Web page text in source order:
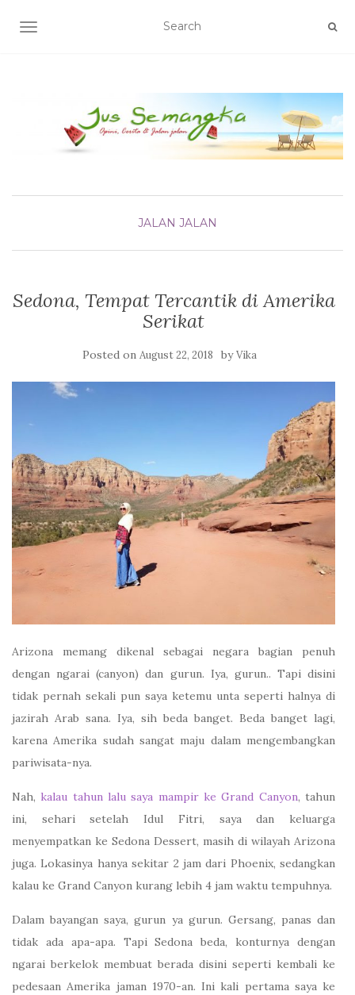
TOGGLE NAVIGATION
JALAN JALAN
Sedona, Tempat Tercantik di Amerika
Serikat
Posted on August 22, 2018 byVika
Arizona memang dikenal sebagai negara bagian penuh
dengan ngarai (canyon) dan gurun. Iya, gurun.. Tapi disini
tidak pernah sekali pun saya ketemu unta seperti halnya di
jazirah Arab sana. Iya, sih beda banget. Beda banget lagi,
karena Amerika sudah sangat maju dalam mengembangkan
pariwisata-nya.
Nah, kalau tahun lalu saya mampir ke Grand Canyon, tahun
ini, sehari setelah Idul Fitri, saya dan keluarga
menyempatkan ke Sedona Dessert, masih di wilayah Arizona
juga. Lokasinya hanya sekitar 2 jam dari Phoenix, sedangkan
kalau ke Grand Canyon kurang lebih 4 jam waktu tempuhnya.
Dalam bayangan saya, gurun ya gurun. Gersang, panas dan
tidak ada apa-apa. Tapi Sedona beda, konturnya dengan
ngarai berkelok membuat berada disini seperti kembali ke
pedesaan Amerika jaman 1970-an. Ini kali pertama saya ke